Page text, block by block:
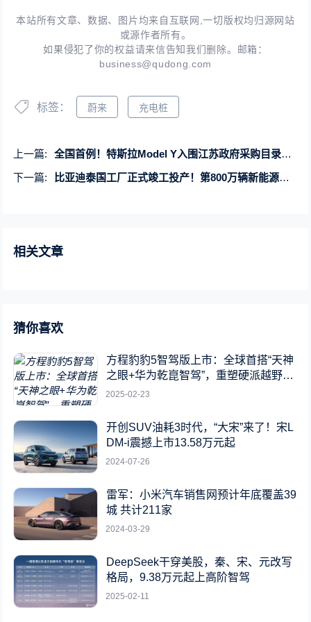
本站所有文章、数据、图片均来自互联网,一切版权均归源网站
或源作者所有。
如果侵犯了你的权益请来信告知我们删除。邮箱：
business@qudong.com
标签： 蔚来 充电桩
上一篇:
全国首例！特斯拉Model Y入围江苏政府采购目录：SUV最高限价25万元
下一篇:
比亚迪泰国工厂正式竣工投产！第800万辆新能源车下线
相关文章
猜你喜欢
方程豹豹5智驾版上市：全球首搭“天神
之眼+华为乾崑智驾”，重塑硬派越野新
标杆
2025-02-23
开创SUV油耗3时代，“大宋”来了！宋L
DM-i震撼上市13.58万元起
2024-07-26
雷军：小米汽车销售网预计年底覆盖39
城 共计211家
2024-03-29
DeepSeek干穿美股，秦、宋、元改写
格局，9.38万元起上高阶智驾
2025-02-11